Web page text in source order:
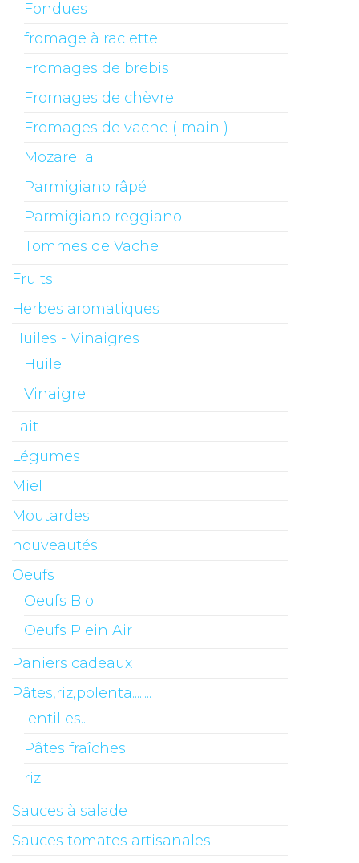
Fondues
fromage à raclette
Fromages de brebis
Fromages de chèvre
Fromages de vache ( main )
Mozarella
Parmigiano râpé
Parmigiano reggiano
Tommes de Vache
Fruits
Herbes aromatiques
Huiles - Vinaigres
Huile
Vinaigre
Lait
Légumes
Miel
Moutardes
nouveautés
Oeufs
Oeufs Bio
Oeufs Plein Air
Paniers cadeaux
Pâtes,riz,polenta........
lentilles..
Pâtes fraîches
riz
Sauces à salade
Sauces tomates artisanales